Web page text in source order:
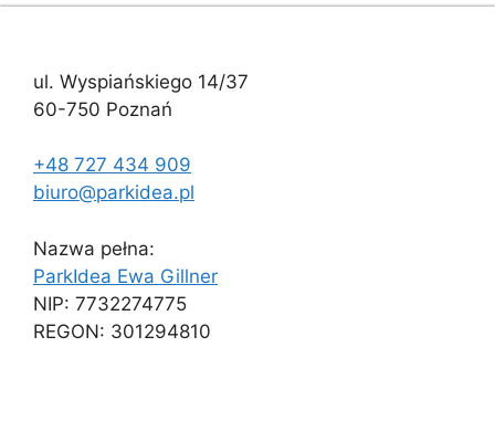
ul. Wyspiańskiego 14/37
60-750 Poznań
+48 727 434 909
biuro@parkidea.pl
Nazwa pełna:
ParkIdea Ewa Gillner
NIP: 7732274775
REGON: 301294810